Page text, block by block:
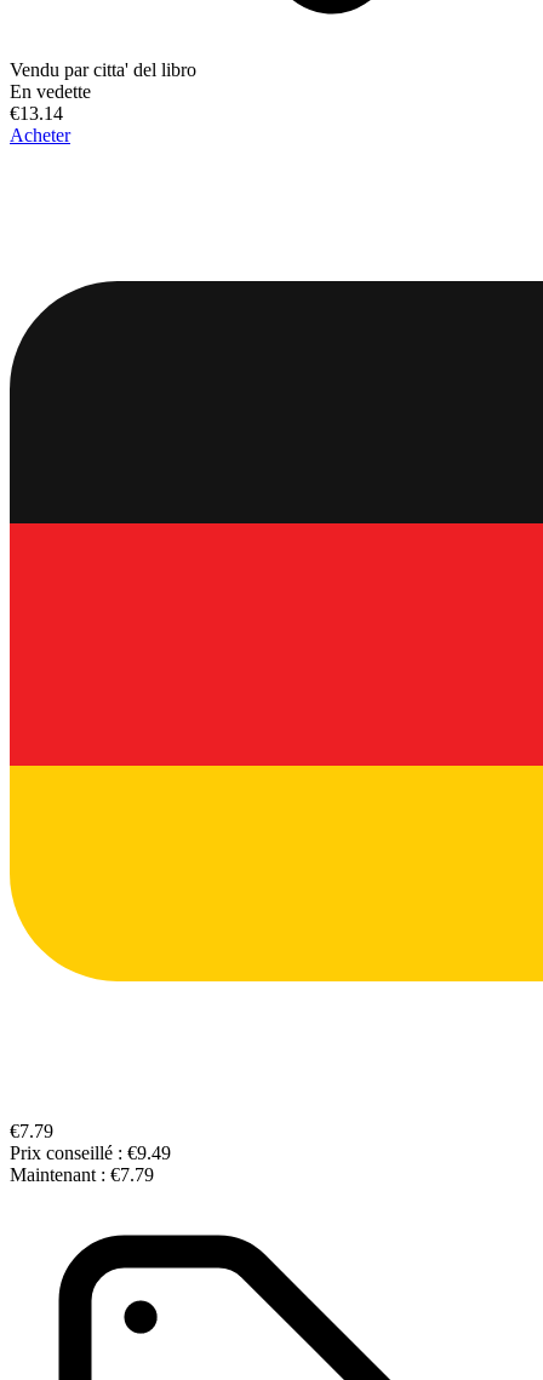
Vendu parcitta' del libro
En vedette
€13.14
Acheter
€7.79
Prix conseillé : €9.49
Maintenant : €7.79